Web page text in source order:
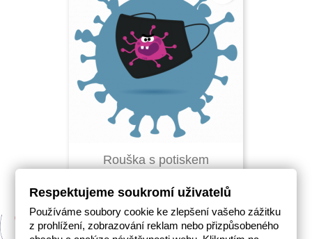
Rouška s potiskem
Respektujeme soukromí uživatelů
Používáme soubory cookie ke zlepšení vašeho zážitku
z prohlížení, zobrazování reklam nebo přizpůsobeného